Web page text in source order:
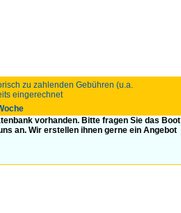
zu zahlenden Gebühren (u.a.
eingerechnet
vorhanden. Bitte fragen Sie das Boot
an. Wir erstellen ihnen gerne ein Angebot